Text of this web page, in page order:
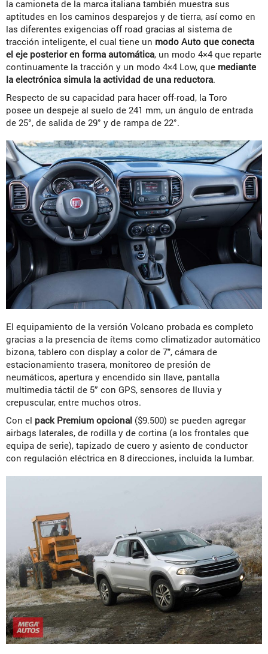
la camioneta de la marca italiana también muestra sus
aptitudes en los caminos desparejos y de tierra, así como en
las diferentes exigencias off road gracias al sistema de
tracción inteligente, el cual tiene un modo Auto que conecta
el eje posterior en forma automática, un modo 4×4 que reparte
continuamente la tracción y un modo 4×4 Low, que mediante
la electrónica simula la actividad de una reductora.
Respecto de su capacidad para hacer off-road, la Toro
posee un despeje al suelo de 241 mm, un ángulo de entrada
de 25°, de salida de 29° y de rampa de 22°.
El equipamiento de la versión Volcano probada es completo
gracias a la presencia de ítems como climatizador automático
bizona, tablero con display a color de 7″, cámara de
estacionamiento trasera, monitoreo de presión de
neumáticos, apertura y encendido sin llave, pantalla
multimedia táctil de 5” con GPS, sensores de lluvia y
crepuscular, entre muchos otros.
Con el pack Premium opcional ($9.500) se pueden agregar
airbags laterales, de rodilla y de cortina (a los frontales que
equipa de serie), tapizado de cuero y asiento de conductor
con regulación eléctrica en 8 direcciones, incluida la lumbar.